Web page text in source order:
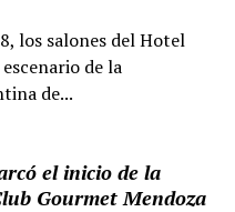
los salones del Hotel
de la
de...
el inicio de la
Gourmet Mendoza